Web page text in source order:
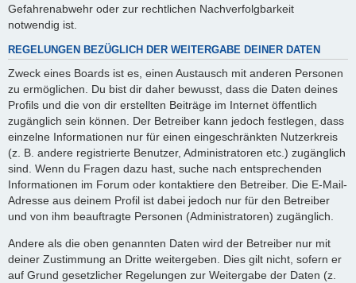
Gefahrenabwehr oder zur rechtlichen Nachverfolgbarkeit
notwendig ist.
REGELUNGEN BEZÜGLICH DER WEITERGABE DEINER DATEN
Zweck eines Boards ist es, einen Austausch mit anderen Personen
zu ermöglichen. Du bist dir daher bewusst, dass die Daten deines
Profils und die von dir erstellten Beiträge im Internet öffentlich
zugänglich sein können. Der Betreiber kann jedoch festlegen, dass
einzelne Informationen nur für einen eingeschränkten Nutzerkreis
(z. B. andere registrierte Benutzer, Administratoren etc.) zugänglich
sind. Wenn du Fragen dazu hast, suche nach entsprechenden
Informationen im Forum oder kontaktiere den Betreiber. Die E-Mail-
Adresse aus deinem Profil ist dabei jedoch nur für den Betreiber
und von ihm beauftragte Personen (Administratoren) zugänglich.
Andere als die oben genannten Daten wird der Betreiber nur mit
deiner Zustimmung an Dritte weitergeben. Dies gilt nicht, sofern er
auf Grund gesetzlicher Regelungen zur Weitergabe der Daten (z.